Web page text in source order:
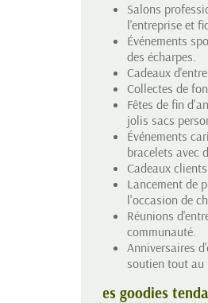
Salons
l'entreprise et
Événements
des écharpes.
Cadeaux
Collectes de
Fêtes de fin
jolis sacs
Événements
bracelets avec
Cadeaux
Lancement de
l'occasion de
Réunions
communauté.
Anniversaires
soutien tout au
Les goodies